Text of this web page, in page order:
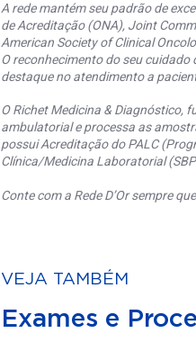
A rede mantém seu padrão de
de Acreditação (ONA), Joint
American Society of Clinical
O reconhecimento do seu cuidado
destaque no atendimento a
O Richet Medicina & Diagnóstico,
ambulatorial e processa as
possui Acreditação do PALC
Clínica/Medicina Laboratorial
Conte com a Rede D’Or sempre
VEJA TAMBÉM
Exames e